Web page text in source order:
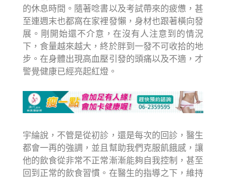
的休息時間。隨著唸書以及考試帶來的疲憊，甚
至連週末也都窩在家裡發懶，身材也跟著橫向發
展。剛開始還不介意，在沒有人注意到的情況
下，食量越來越大，終於胖到一發不可收拾的地
步。在身體出現高血壓引發的頭痛以及不適，才
警覺健康已經亮起紅燈。
宇綸說，不管是從初診，還是每次的回診，醫生
都會一再的強調，並且幫助我們克服飢餓感，讓
他的飲食從非常不正常漸漸能夠自我控制，甚至
回到正常的飲食習慣。在醫生的指導之下，維持